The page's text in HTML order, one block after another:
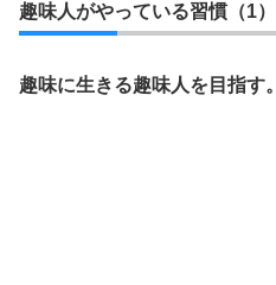
趣味人がやっている習慣（1）
趣味に生きる趣味人を目指す。